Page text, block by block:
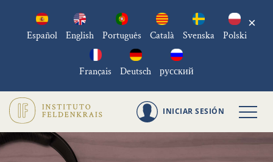
Español English Português Català Svenska Polski
Français Deutsch русский
×
INICIAR SESIÓN